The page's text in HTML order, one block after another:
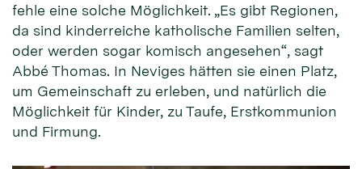
fehle eine solche Möglichkeit. „Es gibt Regionen,
da sind kinderreiche katholische Familien selten,
oder werden sogar komisch angesehen“, sagt
Abbé Thomas. In Neviges hätten sie einen Platz,
um Gemeinschaft zu erleben, und natürlich die
Möglichkeit für Kinder, zu Taufe, Erstkommunion
und Firmung.